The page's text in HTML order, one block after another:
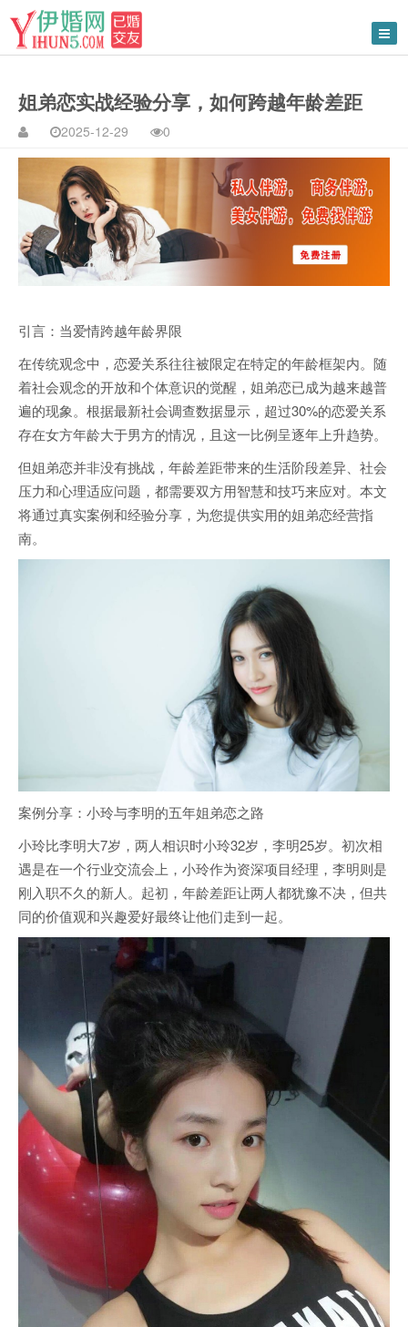
姐弟恋实战经验分享，如何跨越年龄差距
2025-12-29 0
引言：当爱情跨越年龄界限
在传统观念中，恋爱关系往往被限定在特定的年龄框架内。随
着社会观念的开放和个体意识的觉醒，姐弟恋已成为越来越普
遍的现象。根据最新社会调查数据显示，超过30%的恋爱关系
存在女方年龄大于男方的情况，且这一比例呈逐年上升趋势。
但姐弟恋并非没有挑战，年龄差距带来的生活阶段差异、社会
压力和心理适应问题，都需要双方用智慧和技巧来应对。本文
将通过真实案例和经验分享，为您提供实用的姐弟恋经营指
南。
案例分享：小玲与李明的五年姐弟恋之路
小玲比李明大7岁，两人相识时小玲32岁，李明25岁。初次相
遇是在一个行业交流会上，小玲作为资深项目经理，李明则是
刚入职不久的新人。起初，年龄差距让两人都犹豫不决，但共
同的价值观和兴趣爱好最终让他们走到一起。